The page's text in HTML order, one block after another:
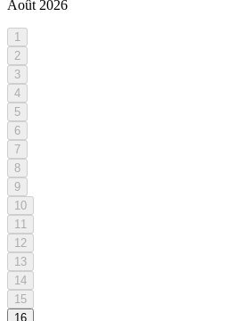
Août 2026
1
2
3
4
5
6
7
8
9
10
11
12
13
14
15
16